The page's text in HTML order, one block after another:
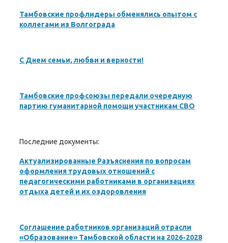
Тамбовские профлидеры обменялись опытом с
коллегами из Волгограда
С Днем семьи, любви и верности!
Тамбовские профсоюзы передали очередную
партию гуманитарной помощи участникам СВО
Последние документы:
Актуализированные Разъяснения по вопросам
оформления трудовых отношений с
педагогическими работниками в организациях
отдыха детей и их оздоровления
Соглашение работников организаций отрасли
«Образование» Тамбовской области на 2026-2028